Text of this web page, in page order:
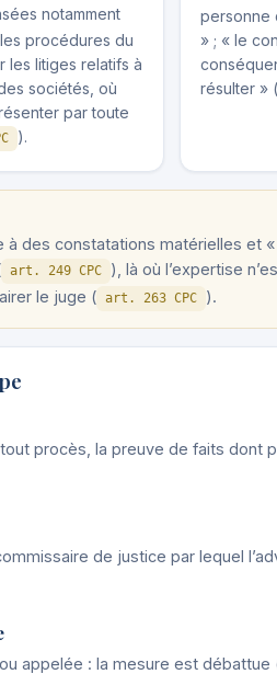
notamment
procédures du
les litiges relatifs à
sociétés, où
par toute
).
personne
» ; « le
résulter » (
à des constatations matérielles et
art. 249 CPC
), là où l’expertise
le juge ( art. 263 CPC ).
procès, la preuve de faits dont
de justice par lequel
appelée : la mesure est débattue